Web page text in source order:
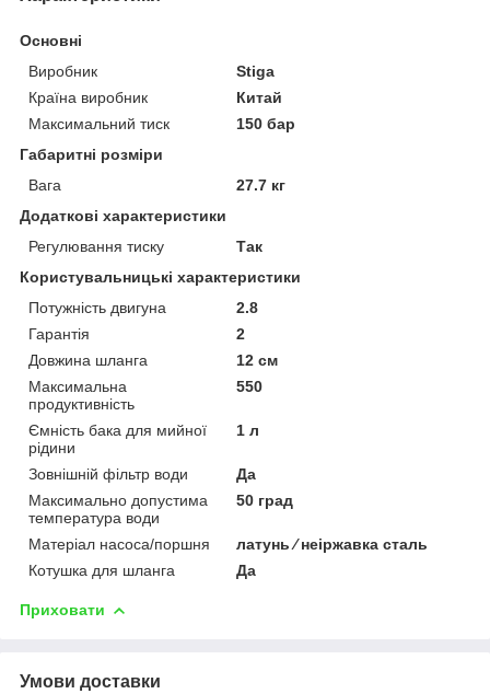
Основні
Виробник
Stiga
Країна виробник
Китай
Максимальний тиск
150 бар
Габаритні розміри
Вага
27.7 кг
Додаткові характеристики
Регулювання тиску
Так
Користувальницькі характеристики
Потужність двигуна
2.8
Гарантія
2
Довжина шланга
12 см
Максимальна
продуктивність
550
Ємність бака для мийної
рідини
1 л
Зовнішній фільтр води
Да
Максимально допустима
температура води
50 град
Матеріал насоса/поршня
латунь ⁄ неіржавка сталь
Котушка для шланга
Да
Приховати
Умови доставки